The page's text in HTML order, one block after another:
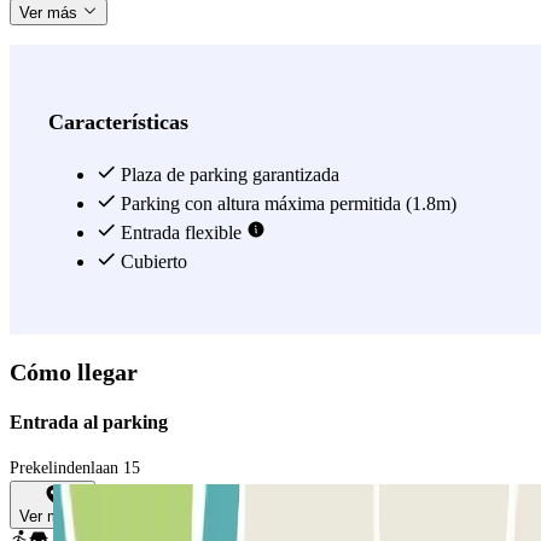
Ver más
Características
Plaza de parking garantizada
Parking con altura máxima permitida (1.8m)
Entrada flexible
Cubierto
Cómo llegar
Entrada al parking
Prekelindenlaan 15
Ver mapa